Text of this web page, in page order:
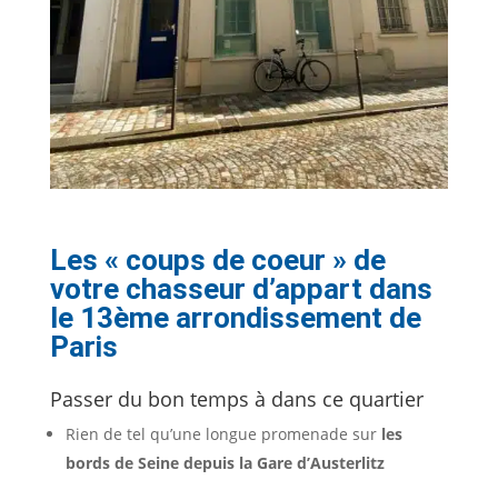
Les « coups de coeur » de
votre chasseur d’appart dans
le 13ème arrondissement de
Paris
Passer du bon temps à dans ce quartier
Rien de tel qu’une longue promenade sur les
bords de Seine depuis la Gare d’Austerlitz